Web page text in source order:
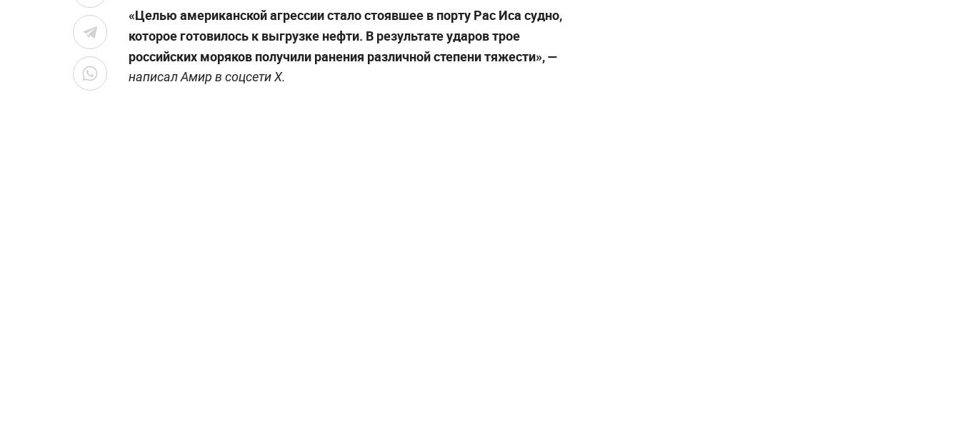
«Целью американской агрессии стало стоявшее в порту Рас Иса судно,
которое готовилось к выгрузке нефти. В результате ударов трое
российских моряков получили ранения различной степени тяжести», —
написал Амир в соцсети X.